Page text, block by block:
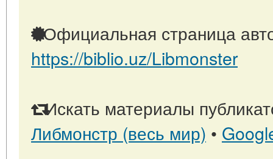
Официальная страница
https://biblio.uz/Libmonster
Искать материалы
Либмонстр (весь мир) •